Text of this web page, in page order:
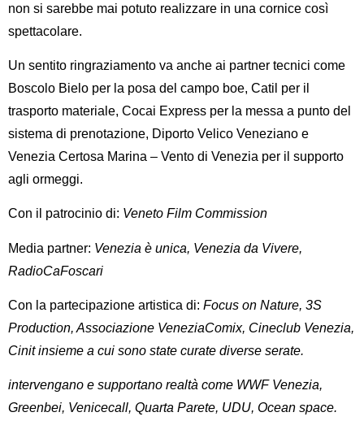
non si sarebbe mai potuto realizzare in una cornice così
spettacolare.
Un sentito ringraziamento va anche ai partner tecnici come
Boscolo Bielo per la posa del campo boe, Catil per il
trasporto materiale, Cocai Express per la messa a punto del
sistema di prenotazione, Diporto Velico Veneziano e
Venezia Certosa Marina – Vento di Venezia per il supporto
agli ormeggi.
Con il patrocinio di: Veneto Film Commission
Media partner: Venezia è unica, Venezia da Vivere,
RadioCaFoscari
Con la partecipazione artistica di: Focus on Nature, 3S
Production, Associazione VeneziaComix, Cineclub Venezia,
Cinit insieme a cui sono state curate diverse serate.
intervengano e supportano realtà come WWF Venezia,
Greenbei, Venicecall, Quarta Parete, UDU, Ocean space.